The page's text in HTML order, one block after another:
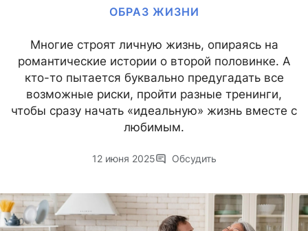
ОБРАЗ ЖИЗНИ
Многие строят личную жизнь, опираясь на
романтические истории о второй половинке. А
кто-то пытается буквально предугадать все
возможные риски, пройти разные тренинги,
чтобы сразу начать «идеальную» жизнь вместе с
любимым.
12 июня 2025 Обсудить